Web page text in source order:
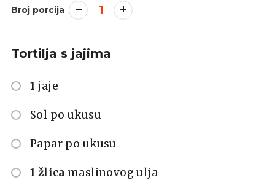
Broj porcija 1
Tortilja s jajima
1 jaje
Sol po ukusu
Papar po ukusu
1 žlica maslinovog ulja